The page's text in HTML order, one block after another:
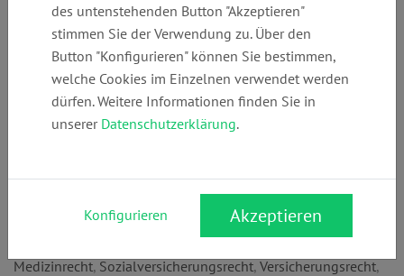
Telefon:
+49 (0)
211176880
E-Mail:
Post@ra-
francke.de
www.ra-
francke.de
Medizinrecht, Sozialversicherungsrecht, Versicherungsrecht,
des untenstehenden Button "Akzeptieren"
stimmen Sie der Verwendung zu. Über den
Button "Konfigurieren" können Sie bestimmen,
welche Cookies im Einzelnen verwendet werden
dürfen. Weitere Informationen finden Sie in
unserer Datenschutzerklärung.
Konfigurieren Akzeptieren